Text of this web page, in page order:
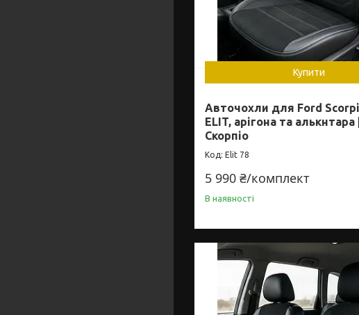
Купити
Авточохли для Ford
ELIT, арігона та
Скорпіо
Elit 78
5 990 ₴/комплект
В наявності